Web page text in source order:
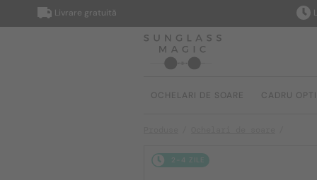
Livrare gratuită
OCHELARI DE SOARE CADRU
2-4 ZILE